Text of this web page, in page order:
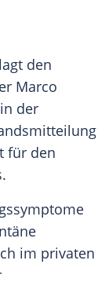
den
Marco
der
für den
im privaten